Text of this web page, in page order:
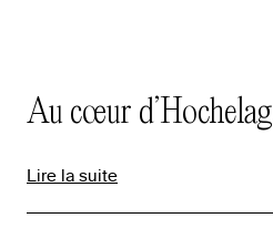
Au cœur
Lire la suite